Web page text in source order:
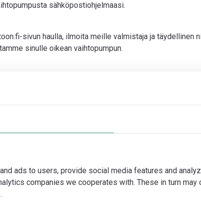
ads to users, provide social media features and
companies we cooperates with. These in turn
sähköpostiohjelmaasi.
sivun haulla, ilmoita meille valmistaja ja täydellinen
sinulle oikean vaihtopumpun.